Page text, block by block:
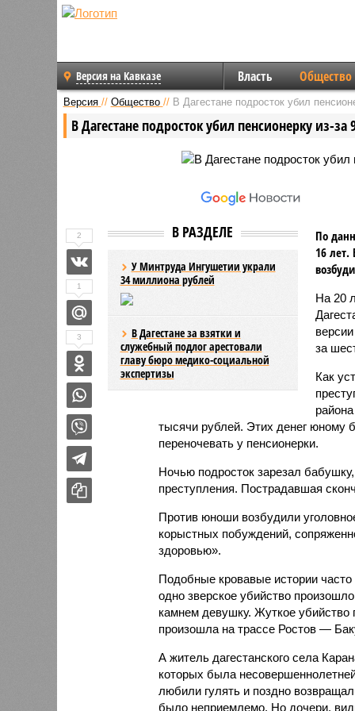
Версия на Кавказе Власть Общество
Версия // Общество // В Дагестане подросток убил
В Дагестане подросток убил пенсионерку из-за
В РАЗДЕЛЕ
У Минтруда Ингушетии украли
34 миллиона рублей
В Дагестане за взятки и
служебный подлог арестовали
главу бюро медико-социальной
экспертизы
По
16
На 20
за
Как
тысячи рублей. Этих денег юному
переночевать у пенсионерки.
Ночью подросток зарезал
преступления. Пострадавшая
Против юноши возбудили
корыстных побуждений,
здоровью».
Подобные кровавые истории
одно зверское убийство
камнем девушку. Жуткое убийство
произошла на трассе Ростов —
А житель дагестанского села
которых была
любили гулять и поздно
было неприемлемо. Но дочери,
2
1
3